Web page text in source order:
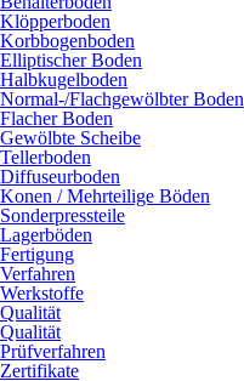
Klöpperboden
Korbbogenboden
Elliptischer Boden
Halbkugelboden
Normal-/Flachgewölbter Boden
Flacher Boden
Gewölbte Scheibe
Tellerboden
Diffuseurboden
Konen / Mehrteilige Böden
Sonderpressteile
Lagerböden
Fertigung
Verfahren
Werkstoffe
Qualität
Qualität
Prüfverfahren
Zertifikate